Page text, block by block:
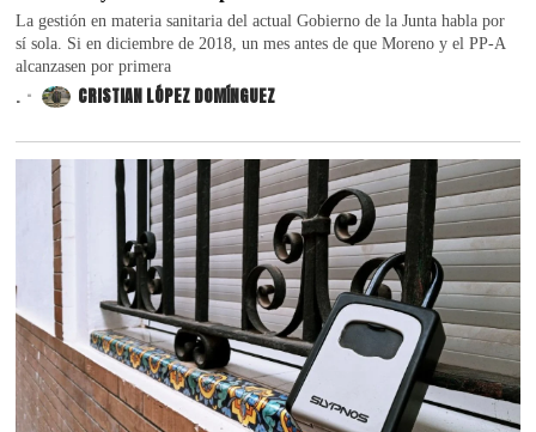
La gestión en materia sanitaria del actual Gobierno de la Junta habla por
sí sola. Si en diciembre de 2018, un mes antes de que Moreno y el PP-A
alcanzasen por primera
. CRISTIAN LÓPEZ DOMÍNGUEZ